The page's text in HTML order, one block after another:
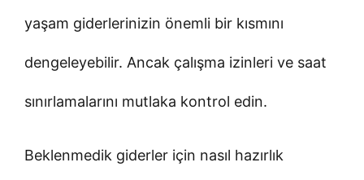
yaşam giderlerinizin önemli bir kısmını
dengeleyebilir. Ancak çalışma izinleri ve saat
sınırlamalarını mutlaka kontrol edin.
Beklenmedik giderler için nasıl hazırlık